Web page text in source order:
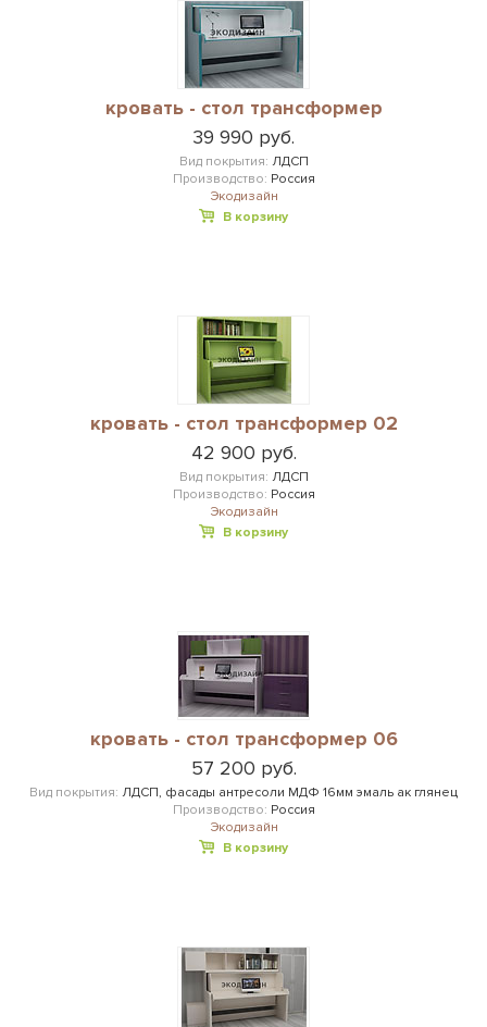
кровать - стол трансформер
39 990 руб.
Вид покрытия: ЛДСП
Производство: Россия
Экодизайн
В корзину
кровать - стол трансформер 02
42 900 руб.
Вид покрытия: ЛДСП
Производство: Россия
Экодизайн
В корзину
кровать - стол трансформер 06
57 200 руб.
Вид покрытия: ЛДСП, фасады антресоли МДФ 16мм эмаль ак глянец
Производство: Россия
Экодизайн
В корзину